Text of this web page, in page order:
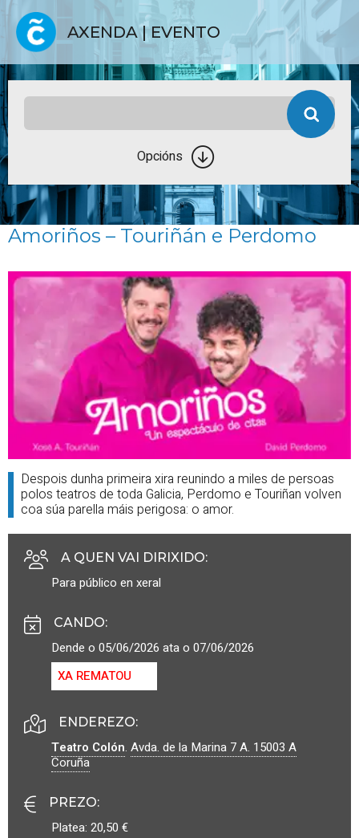
AXENDA | EVENTO
Opcións
Amoriños – Touriñán e Perdomo
Despois dunha primeira xira reunindo a miles de persoas
polos teatros de toda Galicia, Perdomo e Touriñan volven
coa súa parella máis perigosa: o amor.
A QUEN VAI DIRIXIDO:
Para público en xeral
CANDO:
Dende o 05/06/2026 ata o 07/06/2026
XA REMATOU
ENDEREZO:
Teatro Colón. Avda. de la Marina 7 A. 15003 A
Coruña
PREZO:
Platea: 20,50 €